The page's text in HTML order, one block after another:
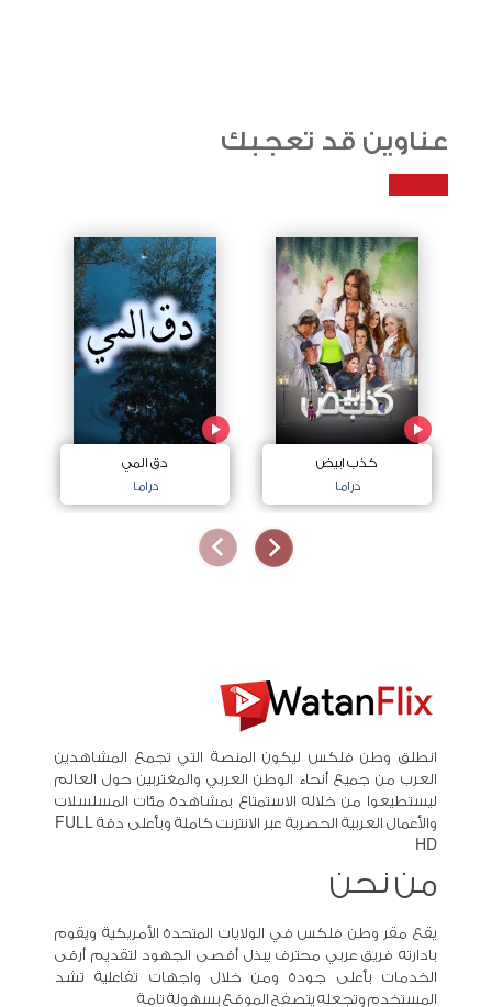
عناوين قد تعجبك
كذب ابيض
دراما
دق المي
دراما
انطلق وطن فلكس ليكون المنصة التي تجمع المشاهدين
العرب من جميع أنحاء الوطن العربي والمغتربين حول العالم
ليستطيعوا من خلاله الاستمتاع بمشاهدة مئات المسلسلات
والأعمال العربية الحصرية عبر الانترنت كاملة وبأعلى دقة FULL
HD
من نحن
يقع مقر وطن فلكس في الولايات المتحدة الأمريكية ويقوم
بادارته فريق عربي محترف يبذل أقصى الجهود لتقديم أرقى
الخدمات بأعلى جودة ومن خلال واجهات تفاعلية تشد
المستخدم وتجعله يتصفح الموقع بسهولة تامة